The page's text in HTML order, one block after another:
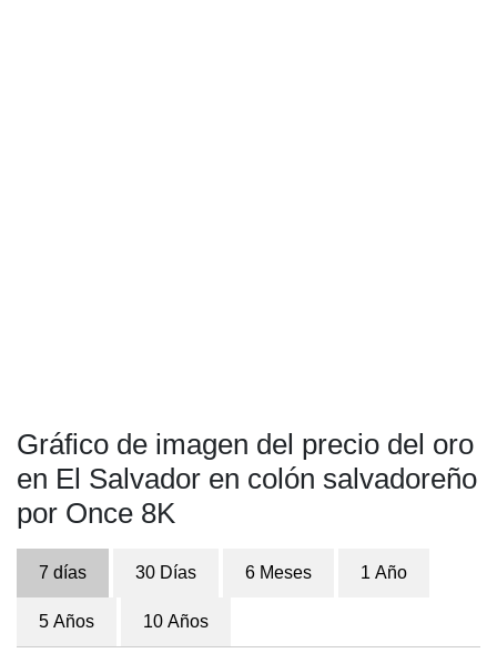
Gráfico de imagen del precio del oro
en El Salvador en colón salvadoreño
por Once 8K
7 días 30 Días 6 Meses 1 Año
5 Años 10 Años